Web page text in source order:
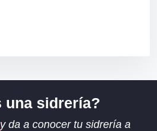
una sidrería?
da a conocer tu sidrería a